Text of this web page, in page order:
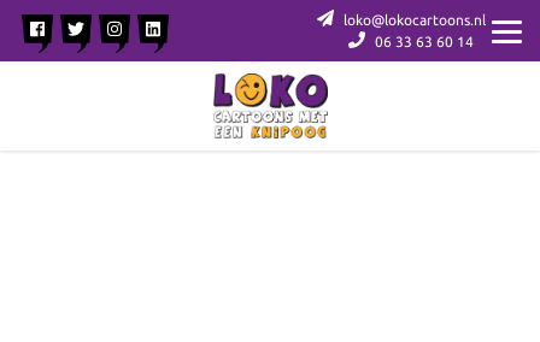
loko@lokocartoons.nl
06 33 63 60 14